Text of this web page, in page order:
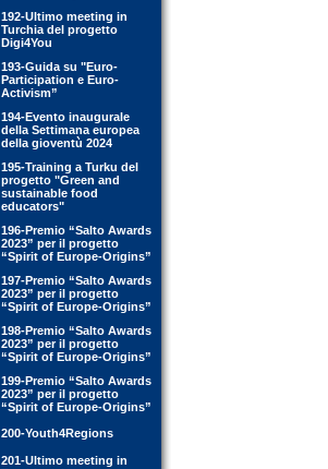
192-Ultimo meeting in
Turchia del progetto
Digi4You
193-Guida su "Euro-
Participation e Euro-
Activism”
194-Evento inaugurale
della Settimana europea
della gioventù 2024
195-Training a Turku del
progetto "Green and
sustainable food
educators"
196-Premio “Salto Awards
2023” per il progetto
“Spirit of Europe-Origins”
197-Premio “Salto Awards
2023” per il progetto
“Spirit of Europe-Origins”
198-Premio “Salto Awards
2023” per il progetto
“Spirit of Europe-Origins”
199-Premio “Salto Awards
2023” per il progetto
“Spirit of Europe-Origins”
200-Youth4Regions
201-Ultimo meeting in